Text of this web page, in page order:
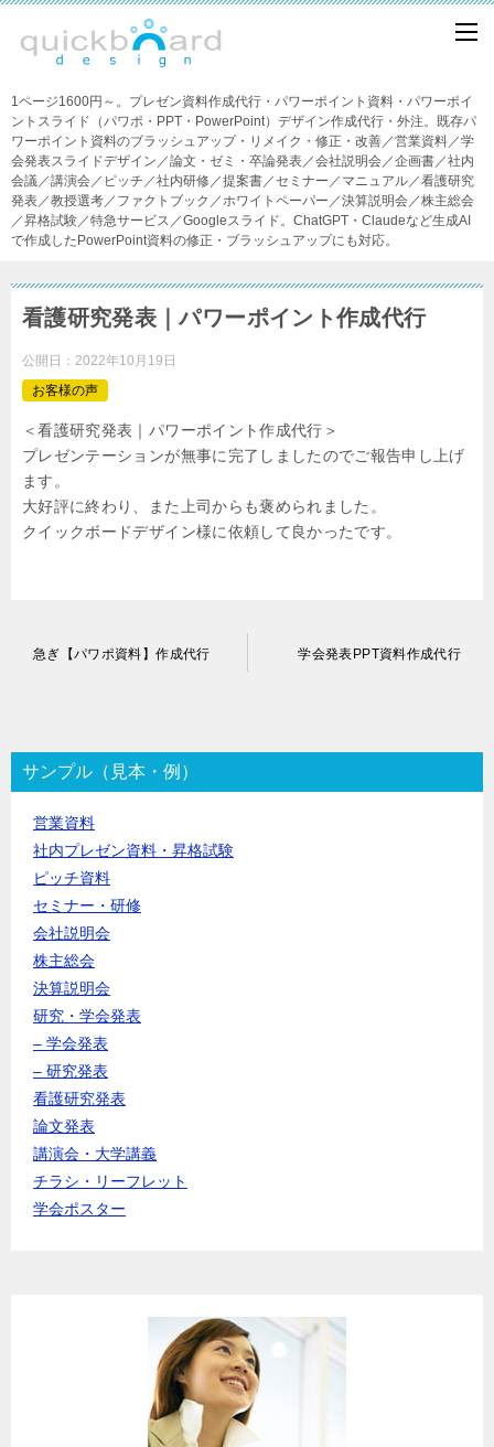
1ページ1600円～。プレゼン資料作成代行・パワーポイント資料・パワーポイ
ントスライド（パワポ・PPT・PowerPoint）デザイン作成代行・外注。既存パ
ワーポイント資料のブラッシュアップ・リメイク・修正・改善／営業資料／学
会発表スライドデザイン／論文・ゼミ・卒論発表／会社説明会／企画書／社内
会議／講演会／ピッチ／社内研修／提案書／セミナー／マニュアル／看護研究
発表／教授選考／ファクトブック／ホワイトペーパー／決算説明会／株主総会
／昇格試験／特急サービス／Googleスライド。ChatGPT・Claudeなど生成AI
で作成したPowerPoint資料の修正・ブラッシュアップにも対応。
看護研究発表｜パワーポイント作成代行
公開日： 2022年10月19日
お客様の声
＜看護研究発表｜パワーポイント作成代行＞
プレゼンテーションが無事に完了しましたのでご報告申し上げ
ます。
大好評に終わり、また上司からも褒められました。
クイックボードデザイン様に依頼して良かったです。
ゲ
ー
シ
急ぎ【パワポ資料】作成代行 学会発表PPT資料作成代行
サンプル（見本・例）
営業資料
社内プレゼン資料・昇格試験
ピッチ資料
セミナー・研修
会社説明会
株主総会
決算説明会
研究・学会発表
– 学会発表
– 研究発表
看護研究発表
論文発表
講演会・大学講義
チラシ・リーフレット
学会ポスター